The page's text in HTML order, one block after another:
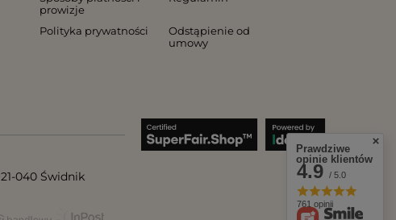
prowizje
Polityka prywatności
Odstąpienie od
umowy
21-040Świdnik
Prawdziwe
opinie klientów
4.9 / 5.0
761 opinii